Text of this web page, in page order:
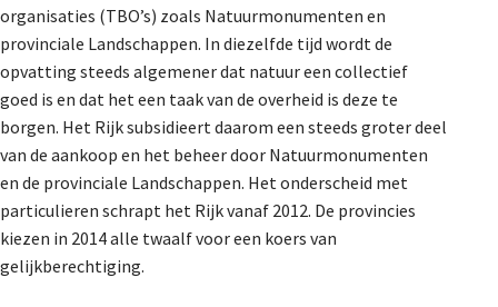
organisaties (TBO’s) zoals Natuurmonumenten en
provinciale Landschappen. In diezelfde tijd wordt de
opvatting steeds algemener dat natuur een collectief
goed is en dat het een taak van de overheid is deze te
borgen. Het Rijk subsidieert daarom een steeds groter deel
van de aankoop en het beheer door Natuurmonumenten
en de provinciale Landschappen. Het onderscheid met
particulieren schrapt het Rijk vanaf 2012. De provincies
kiezen in 2014 alle twaalf voor een koers van
gelijkberechtiging.